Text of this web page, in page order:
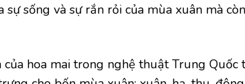
sống và sự rắn rỏi của mùa xuân mà
hoa mai trong nghệ thuật Trung Quốc